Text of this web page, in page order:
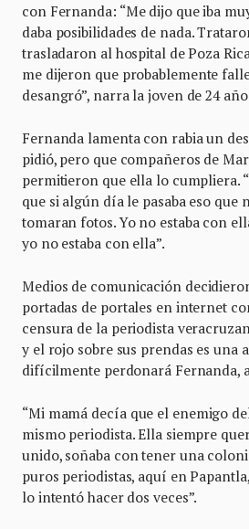
con Fernanda: “Me dijo que iba
daba posibilidades de nada.
trasladaron al hospital de Poza
me dijeron que probablemente
desangró”, narra la joven de 24
Fernanda lamenta con rabia un
pidió, pero que compañeros de
permitieron que ella lo cumpliera.
que si algún día le pasaba eso que
tomaran fotos. Yo no estaba con
yo no estaba con ella”.
Medios de comunicación
portadas de portales en internet
censura de la periodista
y el rojo sobre sus prendas es una
difícilmente perdonará Fernanda,
“Mi mamá decía que el enemigo
mismo periodista. Ella siempre
unido, soñaba con tener una
puros periodistas, aquí en
lo intentó hacer dos veces”.